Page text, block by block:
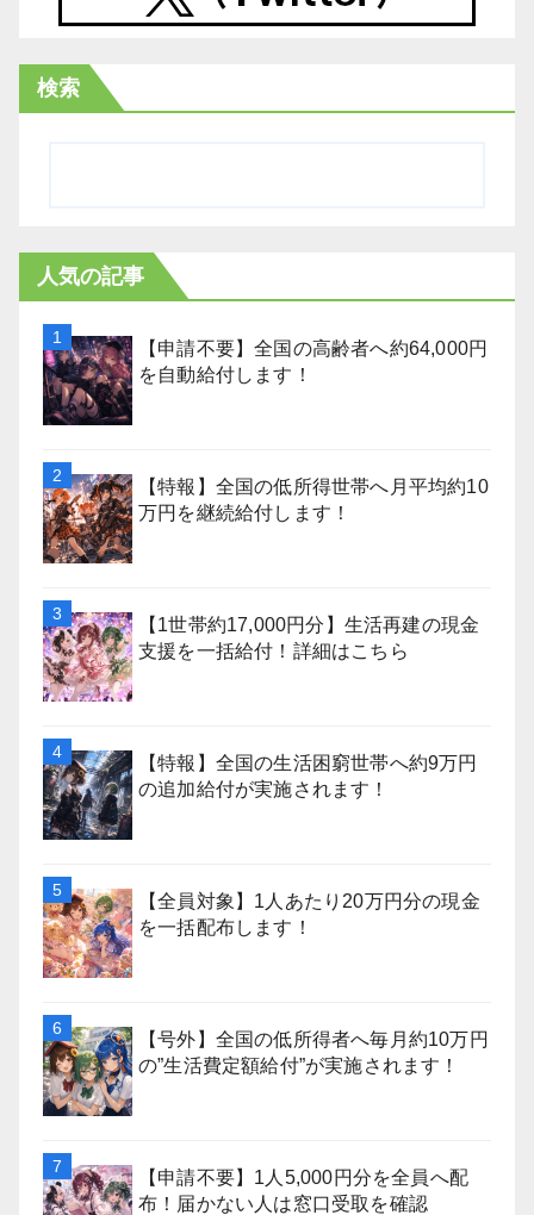
検索
人気の記事
【申請不要】全国の高齢者へ約64,000円
を自動給付します！
【特報】全国の低所得世帯へ月平均約10
万円を継続給付します！
【1世帯約17,000円分】生活再建の現金
支援を一括給付！詳細はこちら
【特報】全国の生活困窮世帯へ約9万円
の追加給付が実施されます！
【全員対象】1人あたり20万円分の現金
を一括配布します！
【号外】全国の低所得者へ毎月約10万円
の”生活費定額給付”が実施されます！
【申請不要】1人5,000円分を全員へ配
布！届かない人は窓口受取を確認